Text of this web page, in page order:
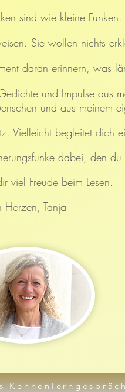
sind wie kleine Funken.
Sie wollen nichts
daran erinnern, was
und Impulse aus
und aus meinem
Vielleicht begleitet dich
dabei, den
viel Freude beim Lesen.
Herzen, Tanja